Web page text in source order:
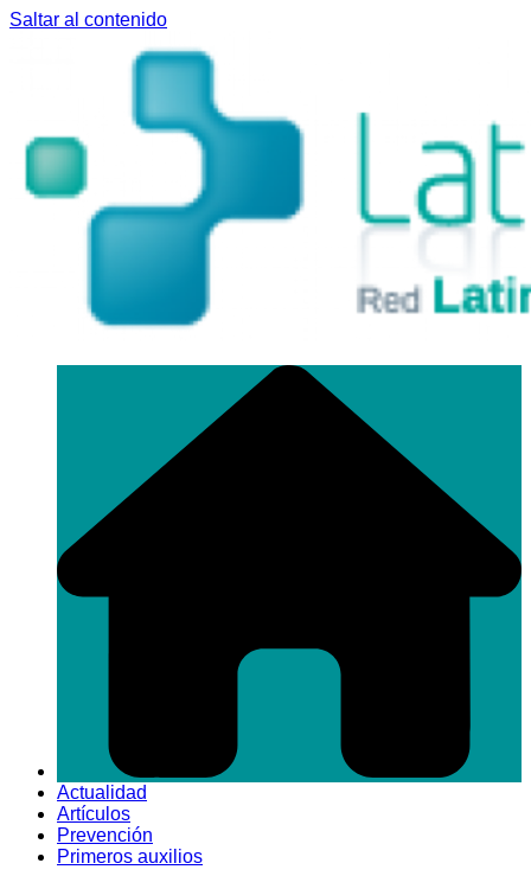
Saltar al contenido
Actualidad
Artículos
Prevención
Primeros auxilios